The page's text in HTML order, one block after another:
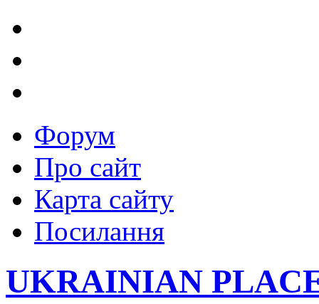
Форум
Про сайт
Карта сайту
Посилання
UKRAINIAN